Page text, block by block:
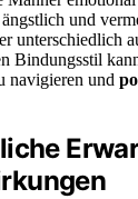
und
unterschiedlich
Bindungsstil
navigieren und